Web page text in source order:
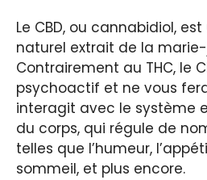
Le CBD, ou cannabidiol,
naturel extrait de la
Contrairement au THC, le
psychoactif et ne vous
interagit avec le système
du corps, qui régule de
telles que l’humeur,
sommeil, et plus encore.